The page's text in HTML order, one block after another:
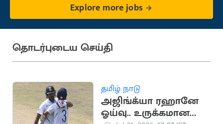
Explore more jobs
தொடர்புடைய செய்தி
தமிழ் நாடு
அஜிங்க்யா ரஹானே
ஓய்வு.. உருக்கமான